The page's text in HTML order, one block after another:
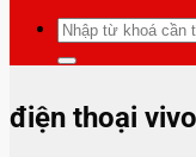
Tìm
kiếm:
điện thoại